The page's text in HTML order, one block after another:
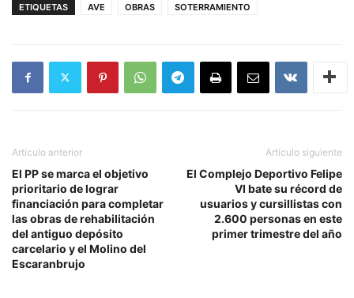
ETIQUETAS AVE OBRAS SOTERRAMIENTO
Artículo anterior
El PP se marca el objetivo
prioritario de lograr
financiación para completar
las obras de rehabilitación
del antiguo depósito
carcelario y el Molino del
Escaranbrujo
Artículo siguiente
El Complejo Deportivo Felipe
VI bate su récord de
usuarios y cursillistas con
2.600 personas en este
primer trimestre del año